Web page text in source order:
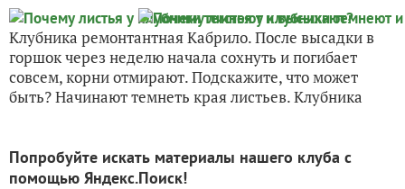
Клубника ремонтантная Кабрило. После высадки в
горшок через неделю начала сохнуть и погибает
совсем, корни отмирают. Подскажите, что может
быть? Начинают темнеть края листьев. Клубника
Попробуйте искать материалы нашего клуба с
помощью Яндекс.Поиск!